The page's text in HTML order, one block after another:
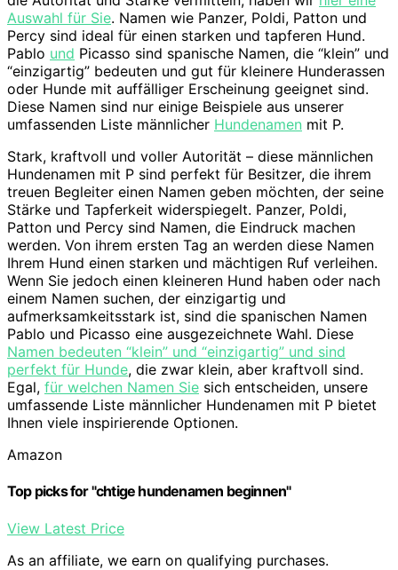
Auswahl für Sie. Namen wie Panzer, Poldi, Patton und
Percy sind ideal für einen starken und tapferen Hund.
Pablo und Picasso sind spanische Namen, die “klein” und
“einzigartig” bedeuten und gut für kleinere Hunderassen
oder Hunde mit auffälliger Erscheinung geeignet sind.
Diese Namen sind nur einige Beispiele aus unserer
umfassenden Liste männlicher Hundenamen mit P.
Stark, kraftvoll und voller Autorität – diese männlichen
Hundenamen mit P sind perfekt für Besitzer, die ihrem
treuen Begleiter einen Namen geben möchten, der seine
Stärke und Tapferkeit widerspiegelt. Panzer, Poldi,
Patton und Percy sind Namen, die Eindruck machen
werden. Von ihrem ersten Tag an werden diese Namen
Ihrem Hund einen starken und mächtigen Ruf verleihen.
Wenn Sie jedoch einen kleineren Hund haben oder nach
einem Namen suchen, der einzigartig und
aufmerksamkeitsstark ist, sind die spanischen Namen
Pablo und Picasso eine ausgezeichnete Wahl. Diese
Namen bedeuten “klein” und “einzigartig” und sind
perfekt für Hunde, die zwar klein, aber kraftvoll sind.
Egal, für welchen Namen Sie sich entscheiden, unsere
umfassende Liste männlicher Hundenamen mit P bietet
Ihnen viele inspirierende Optionen.
Amazon
Top picks for "chtige hundenamen beginnen"
View Latest Price
As an affiliate, we earn on qualifying purchases.